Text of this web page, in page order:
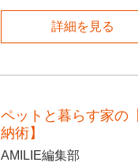
詳細を見る
ペットと暮らす家の
納術】
AMILIE編集部